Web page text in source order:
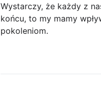
Wystarczy, że każdy z
końcu, to my mamy
pokoleniom.